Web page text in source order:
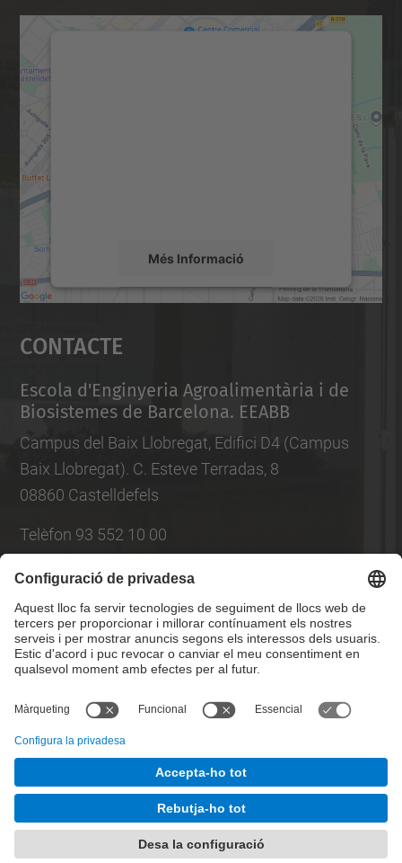
Més Informació
Accepta
powered by
Contacte
Escola d'Enginyeria Agroalimentària i de
Biosistemes de Barcelona. EEABB
Campus del Baix Llobregat, Edifici D4 (Campus
Baix Llobregat). C. Esteve Terradas, 8
08860 Castelldefels
Telèfon 93 552 10 00
Llista Xarxes Socials
© UPCEscola d'Enginyeria Agroalimentària i de
Biosistemes de Barcelona
Desenvolupat amb